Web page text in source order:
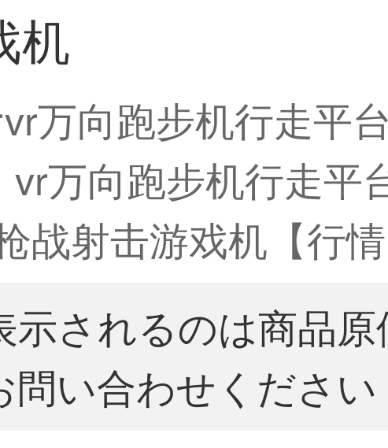
机
万向跑步机行走平
vr万向跑步机行走平
战射击游戏机【行
示されるのは商品
問い合わせください